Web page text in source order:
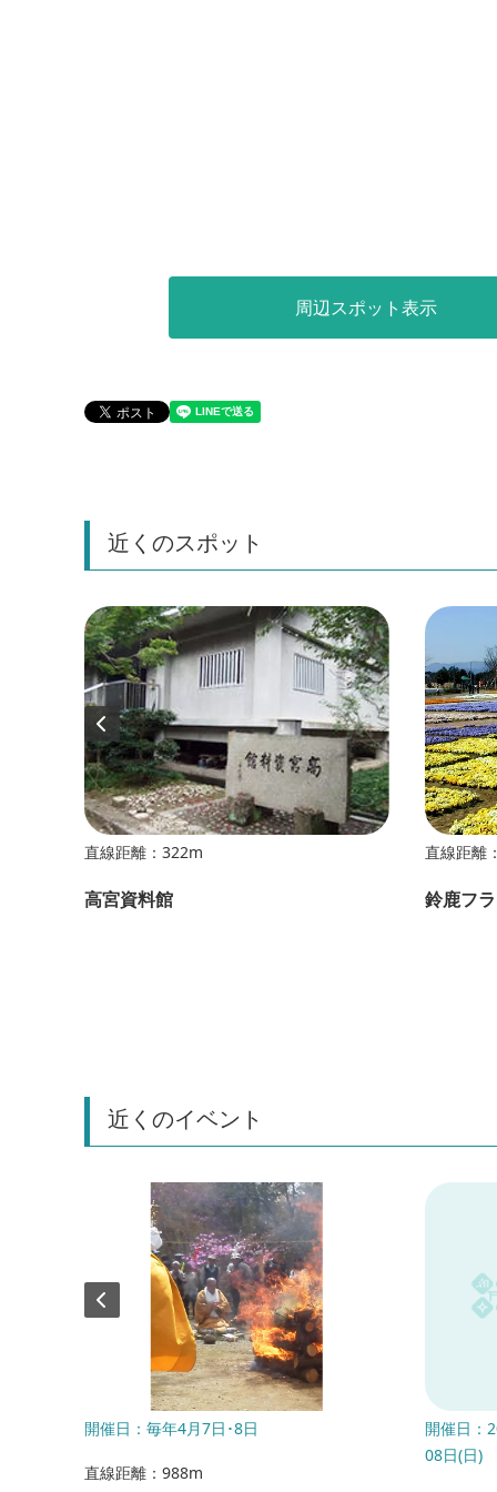
周辺スポット表示
近くのスポット
直線距離：322m
高宮資料館
直線距離
鈴鹿フ
近くのイベント
開催日：毎年4月7日･8日
直線距離：988m
開催日：
08日(日)